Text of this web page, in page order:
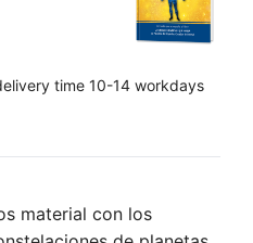
time 10-14 workdays
material con los